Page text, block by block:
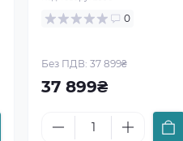
0
Без ПДВ: 37 899₴
37 899₴